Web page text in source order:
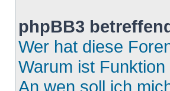
phpBB3
Wer hat diese
Warum ist
An wen soll ich